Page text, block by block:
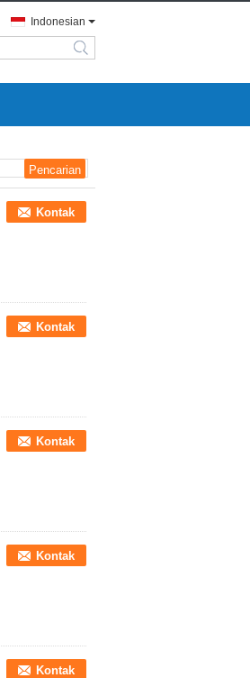
Indonesian
search
Kontak
Kontak
Kontak
Kontak
Kontak